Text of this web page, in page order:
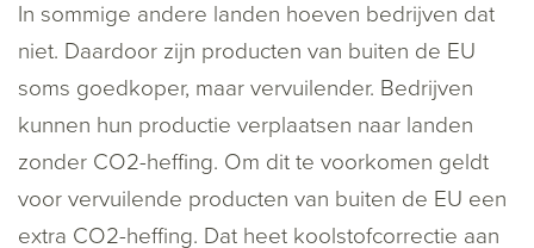
In sommige andere landen hoeven bedrijven dat
niet. Daardoor zijn producten van buiten de EU
soms goedkoper, maar vervuilender. Bedrijven
kunnen hun productie verplaatsen naar landen
zonder CO2-heffing. Om dit te voorkomen geldt
voor vervuilende producten van buiten de EU een
extra CO2-heffing. Dat heet koolstofcorrectie aan